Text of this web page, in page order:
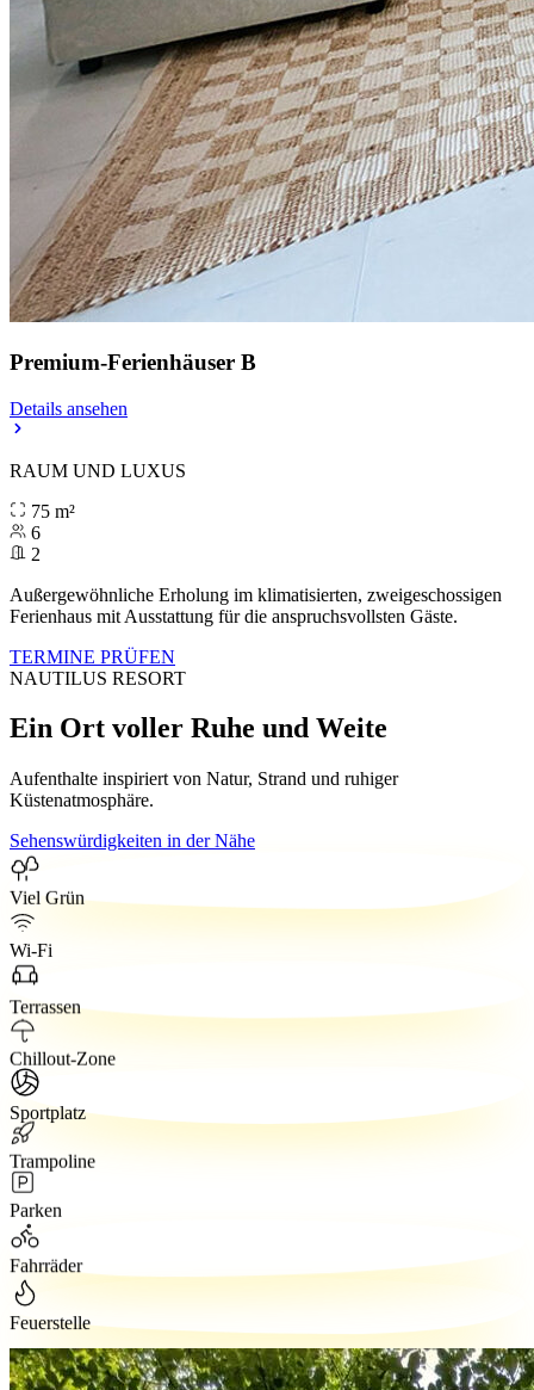
Premium-Ferienhäuser B
Details ansehen
RAUM UND LUXUS
75 m²
6
2
Außergewöhnliche Erholung im klimatisierten, zweigeschossigen
Ferienhaus mit Ausstattung für die anspruchsvollsten Gäste.
TERMINE PRÜFEN
NAUTILUS RESORT
Ein Ort voller Ruhe und Weite
Aufenthalte inspiriert von Natur, Strand und ruhiger
Küstenatmosphäre.
Sehenswürdigkeiten in der Nähe
Viel Grün
Wi-Fi
Terrassen
Chillout-Zone
Sportplatz
Trampoline
Parken
Fahrräder
Feuerstelle